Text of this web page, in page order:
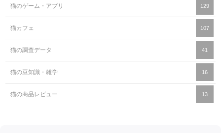
猫のゲーム・アプリ 129
猫カフェ 107
猫の調査データ 41
猫の豆知識・雑学 16
猫の商品レビュー 13